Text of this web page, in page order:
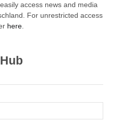
access news and media
For unrestricted access
here